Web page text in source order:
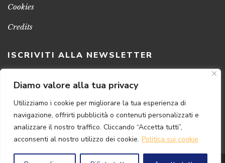
Diamo valore alla tua privacy
Utilizziamo i cookie per migliorare la tua esperienza di
navigazione, offrirti pubblicità o contenuti personalizzati e
analizzare il nostro traffico. Cliccando “Accetta tutti”,
acconsenti al nostro utilizzo dei cookie. Politica sui cookie
Cookies
Credits
ISCRIVITI ALLA NEWSLETTER
Clicca sul pulsante per ricevere le nostre ultime novità,
notizie e promozioni
ISCRIVITI ADESSO